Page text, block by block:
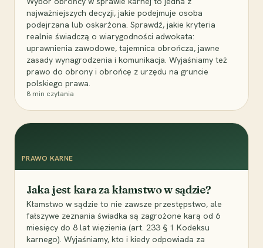
najważniejszych decyzji, jakie podejmuje osoba
podejrzana lub oskarżona. Sprawdź, jakie kryteria
realnie świadczą o wiarygodności adwokata:
uprawnienia zawodowe, tajemnica obrończa, jawne
zasady wynagrodzenia i komunikacja. Wyjaśniamy też
prawo do obrony i obrońcę z urzędu na gruncie
polskiego prawa.
8 min czytania
PRAWO KARNE
Jaka jest kara za kłamstwo w sądzie?
Kłamstwo w sądzie to nie zawsze przestępstwo, ale
fałszywe zeznania świadka są zagrożone karą od 6
miesięcy do 8 lat więzienia (art. 233 § 1 Kodeksu
karnego). Wyjaśniamy, kto i kiedy odpowiada za